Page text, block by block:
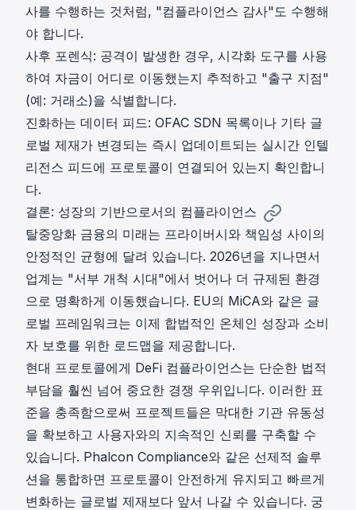
사를 수행하는 것처럼, "컴플라이언스 감사"도 수행해
야 합니다.
사후 포렌식: 공격이 발생한 경우, 시각화 도구를 사용
하여 자금이 어디로 이동했는지 추적하고 "출구 지점"
(예: 거래소)을 식별합니다.
진화하는 데이터 피드: OFAC SDN 목록이나 기타 글
로벌 제재가 변경되는 즉시 업데이트되는 실시간 인텔
리전스 피드에 프로토콜이 연결되어 있는지 확인합니
다.
결론: 성장의 기반으로서의 컴플라이언스
탈중앙화 금융의 미래는 프라이버시와 책임성 사이의
안정적인 균형에 달려 있습니다. 2026년을 지나면서
업계는 "서부 개척 시대"에서 벗어나 더 규제된 환경
으로 명확하게 이동했습니다. EU의 MiCA와 같은 글
로벌 프레임워크는 이제 합법적인 온체인 성장과 소비
자 보호를 위한 로드맵을 제공합니다.
현대 프로토콜에게 DeFi 컴플라이언스는 단순한 법적
부담을 훨씬 넘어 중요한 경쟁 우위입니다. 이러한 표
준을 충족함으로써 프로젝트들은 막대한 기관 유동성
을 확보하고 사용자와의 지속적인 신뢰를 구축할 수
있습니다. Phalcon Compliance와 같은 선제적 솔루
션을 통합하면 프로토콜이 안전하게 유지되고 빠르게
변화하는 글로벌 제재보다 앞서 나갈 수 있습니다. 궁